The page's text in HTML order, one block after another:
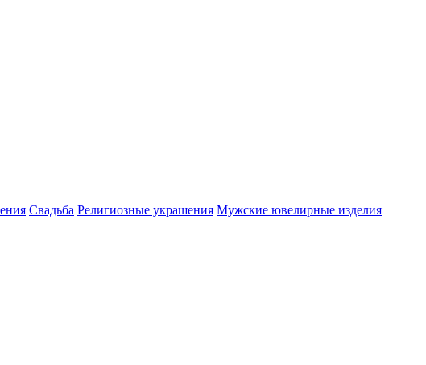
Свадьба Религиозные украшения Мужские ювелирные изделия